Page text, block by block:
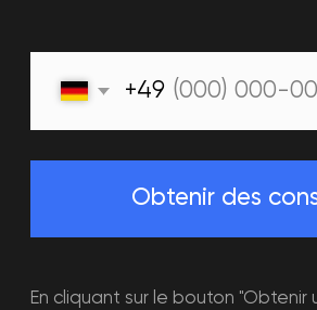
warpoint.bcn@gmail.com
549
+34613935174